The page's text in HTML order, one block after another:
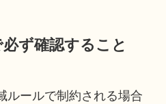
ず確認すること
ルールで制約される場合